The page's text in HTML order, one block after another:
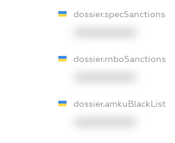
dossier.specSanctions
dossier.rnboSanctions
dossier.amkuBlackList